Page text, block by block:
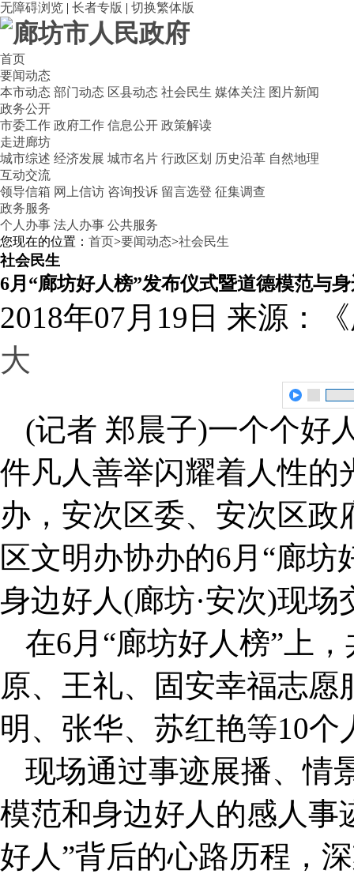
无障碍浏览 | 长者专版 | 切换繁体版
首页
要闻动态
本市动态 部门动态 区县动态 社会民生 媒体关注 图片新闻
政务公开
市委工作 政府工作 信息公开 政策解读
走进廊坊
城市综述 经济发展 城市名片 行政区划 历史沿革 自然地理
互动交流
领导信箱 网上信访 咨询投诉 留言选登 征集调查
政务服务
个人办事 法人办事 公共服务
您现在的位置： 首页>要闻动态>社会民生
社会民生
6月“廊坊好人榜”发布仪式暨道德模范与
2018年07月19日 来源：
大
(记者 郑晨子)一个个好
件凡人善举闪耀着人性的
办，安次区委、安次区
区文明办协办的6月“廊
身边好人(廊坊·安次)现
在6月“廊坊好人榜”上
原、王礼、固安幸福志
明、张华、苏红艳等10
现场通过事迹展播、情
模范和身边好人的感人事
好人”背后的心路历程，